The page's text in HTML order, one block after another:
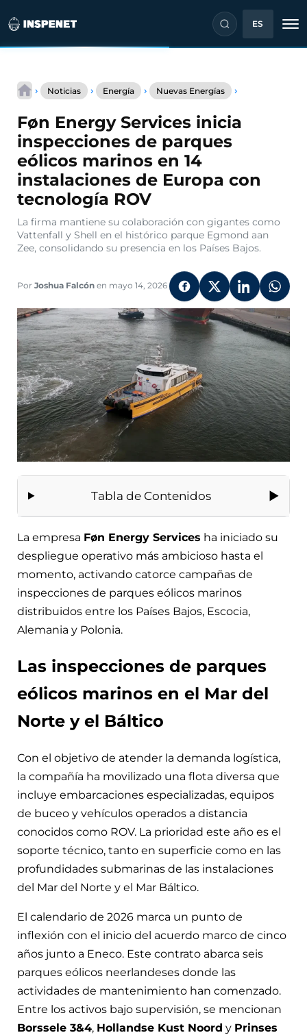
contenido
ES
› Noticias › Energía › Nuevas Energías ›
inicia
marinos
instalaciones
de
Europa
tecnología
ROV
Føn Energy Services inicia
inspecciones de parques
eólicos marinos en 14
instalaciones de Europa con
tecnología ROV
La firma mantiene su colaboración con gigantes como
Vattenfall y Shell en el histórico parque Egmond aan
Zee, consolidando su presencia en los Países Bajos.
Por Joshua Falcón en mayo 14, 2026
Tabla de Contenidos
La empresa Føn Energy Services ha iniciado su
despliegue operativo más ambicioso hasta el
momento, activando catorce campañas de
inspecciones de parques eólicos marinos
distribuidos entre los Países Bajos, Escocia,
Alemania y Polonia.
Las inspecciones de parques
eólicos marinos en el Mar del
Norte y el Báltico
Con el objetivo de atender la demanda logística,
la compañía ha movilizado una flota diversa que
incluye embarcaciones especializadas, equipos
de buceo y vehículos operados a distancia
conocidos como ROV. La prioridad este año es el
soporte técnico, tanto en superficie como en las
profundidades submarinas de las instalaciones
del Mar del Norte y el Mar Báltico.
El calendario de 2026 marca un punto de
inflexión con el inicio del acuerdo marco de cinco
años junto a Eneco. Este contrato abarca seis
parques eólicos neerlandeses donde las
actividades de mantenimiento han comenzado.
Entre los activos bajo supervisión, se mencionan
Borssele 3&4, Hollandse Kust Noord y Prinses